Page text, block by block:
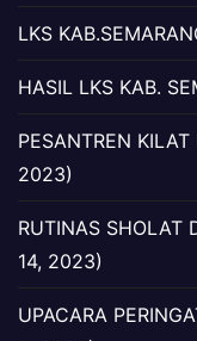
LKS
HASIL LKS KAB.
PESANTREN
2023)
RUTINAS SHOLAT
14, 2023)
UPACARA